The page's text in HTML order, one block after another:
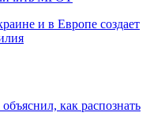
и в Европе создает
как распознать